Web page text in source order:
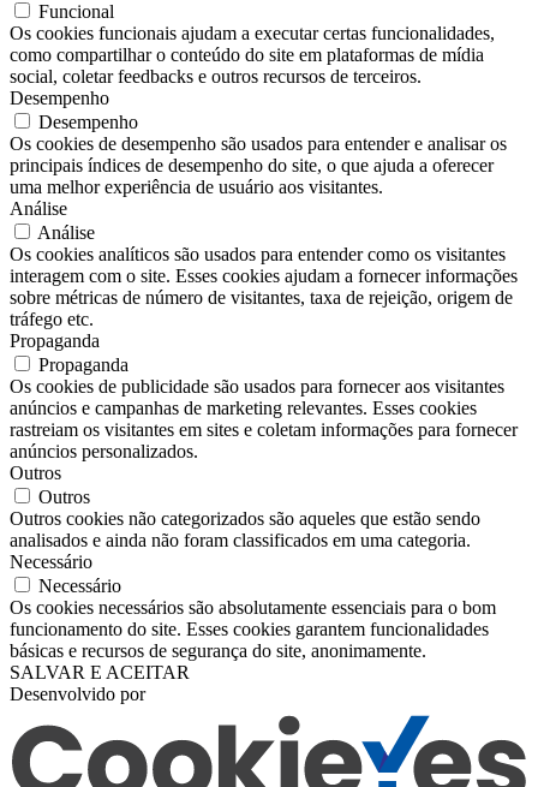
Funcional
Os cookies funcionais ajudam a executar certas funcionalidades,
como compartilhar o conteúdo do site em plataformas de mídia
social, coletar feedbacks e outros recursos de terceiros.
Desempenho
Desempenho
Os cookies de desempenho são usados ​​para entender e analisar os
principais índices de desempenho do site, o que ajuda a oferecer
uma melhor experiência de usuário aos visitantes.
Análise
Análise
Os cookies analíticos são usados ​​para entender como os visitantes
interagem com o site. Esses cookies ajudam a fornecer informações
sobre métricas de número de visitantes, taxa de rejeição, origem de
tráfego etc.
Propaganda
Propaganda
Os cookies de publicidade são usados ​​para fornecer aos visitantes
anúncios e campanhas de marketing relevantes. Esses cookies
rastreiam os visitantes em sites e coletam informações para fornecer
anúncios personalizados.
Outros
Outros
Outros cookies não categorizados são aqueles que estão sendo
analisados ​​e ainda não foram classificados em uma categoria.
Necessário
Necessário
Os cookies necessários são absolutamente essenciais para o bom
funcionamento do site. Esses cookies garantem funcionalidades
básicas e recursos de segurança do site, anonimamente.
SALVAR E ACEITAR
Desenvolvido por